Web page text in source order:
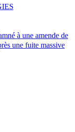
à une amende de
une fuite massive